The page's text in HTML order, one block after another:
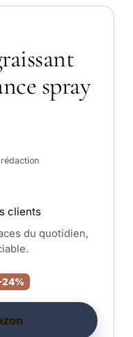
spray
clients
du quotidien,
24%